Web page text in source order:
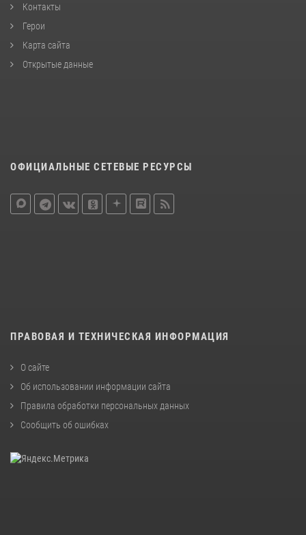
Контакты
Герои
Карта сайта
Открытые данные
ОФИЦИАЛЬНЫЕ СЕТЕВЫЕ РЕСУРСЫ
ПРАВОВАЯ И ТЕХНИЧЕСКАЯ ИНФОРМАЦИЯ
О сайте
Об использовании информации сайта
Правила обработки персональных данных
Сообщить об ошибках